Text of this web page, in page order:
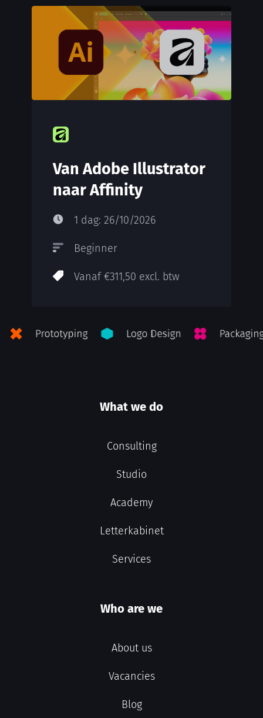
Van Adobe Illustrator
naar Affinity
1 dag: 26/10/2026
Beginner
Vanaf €311,50 excl. btw
What we do
Consulting
Studio
Academy
Letterkabinet
Services
Who are we
About us
Vacancies
Blog